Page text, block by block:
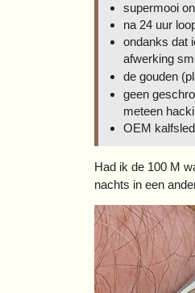
supermooi
na 24 uur
ondanks dat
afwerking
de gouden
geen
meteen
OEM
Had ik de 100 M
nachts in een